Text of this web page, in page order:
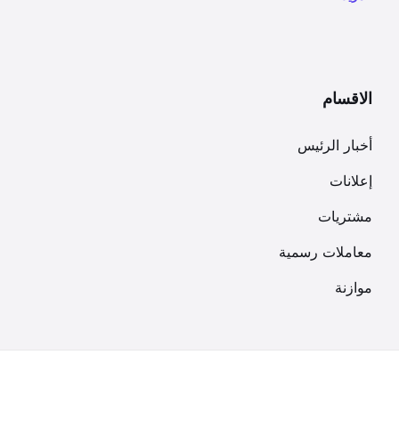
الاقسام
أخبار الرئيس
إعلانات
مشتريات
معاملات رسمية
موازنة